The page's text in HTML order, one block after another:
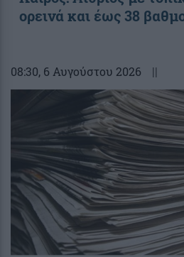
ορεινά και έως 38
08:30, 6 Αυγούστου 2026 ||